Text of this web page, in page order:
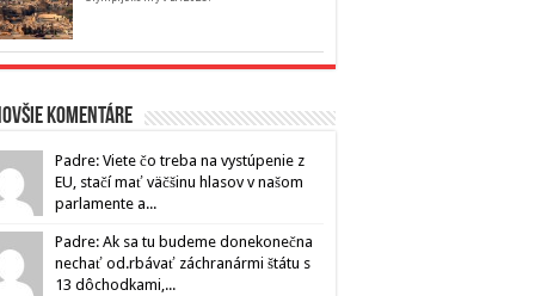
komentáre
Padre: Viete čo treba na vystúpenie z
EU, stačí mať väčšinu hlasov v našom
parlamente a...
Padre: Ak sa tu budeme donekonečna
nechať od.rbávať záchranármi štátu s
13 dôchodkami,...